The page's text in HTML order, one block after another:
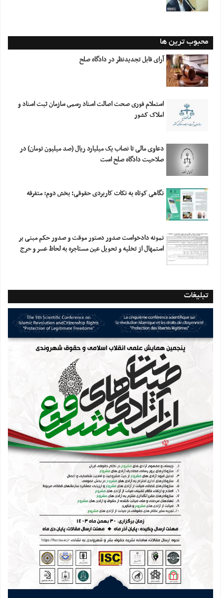
محبوب ترین ها
آرای قابل تجدیدنظر در دادگاه صلح
استعلام فورى صحت اصالت اسناد رسمى سازمان ثبت اسناد و
املاک کشور
دعاوی مالی تا نصاب یک میلیارد ریال (صد میلیون تومان) در
صلاحیت دادگاه صلح است
نگاهی کوتاه به نکات کاربردی حقوقی؛ بخش دوم: متفرقه
نمونه دادخواست صدور دستور موقت و صدور حکم مبنی بر
استمهال از تخلیه و تحویل عین مستاجره به لحاظ عسر و حرج
تبلیغات